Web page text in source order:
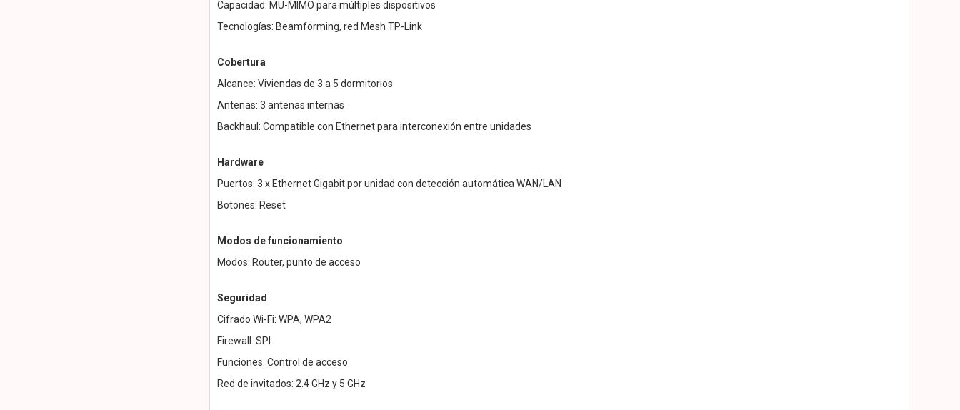
Capacidad: MU-MIMO para múltiples dispositivos
Tecnologías: Beamforming, red Mesh TP-Link
Cobertura
Alcance: Viviendas de 3 a 5 dormitorios
Antenas: 3 antenas internas
Backhaul: Compatible con Ethernet para interconexión entre unidades
Hardware
Puertos: 3 x Ethernet Gigabit por unidad con detección automática WAN/LAN
Botones: Reset
Modos de funcionamiento
Modos: Router, punto de acceso
Seguridad
Cifrado Wi-Fi: WPA, WPA2
Firewall: SPI
Funciones: Control de acceso
Red de invitados: 2.4 GHz y 5 GHz